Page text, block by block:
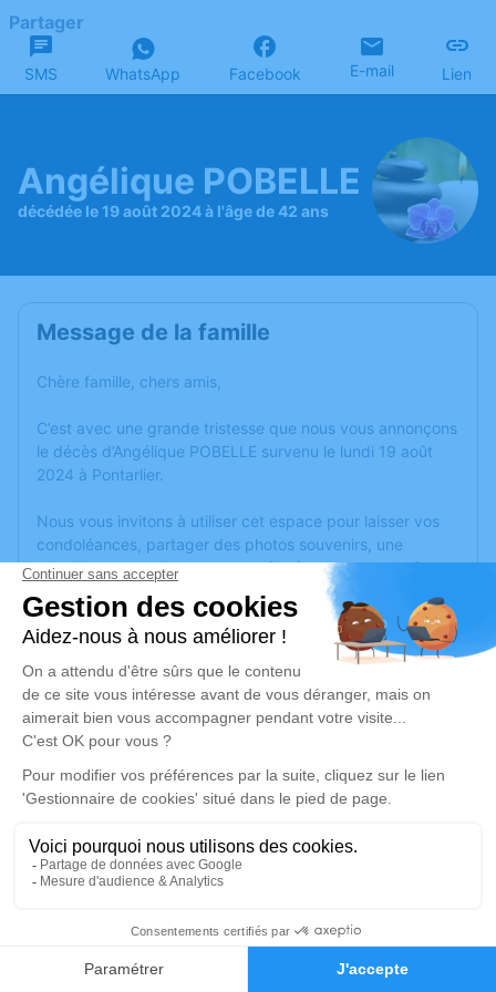
Faire-part Hommages
Partager
SMS WhatsApp Facebook E-mail Lien
Angélique POBELLE
décédée le 19 août 2024 à l'âge de 42 ans
Message de la famille
Chère famille, chers amis,
C’est avec une grande tristesse que nous vous annonçons
le décès d’Angélique POBELLE survenu le lundi 19 août
2024 à Pontarlier.
Nous vous invitons à utiliser cet espace pour laisser vos
condoléances, partager des photos souvenirs, une
anecdote ou exprimer vos pensées à travers des poèmes
ou des textes. Cet endroit est un lieu d'expression dédié à
honorer la mémoire d’Angélique POBELLE.
Un service de plantation d’arbre hommage estdisponible
vendredi 23 août 2024 à 14h30
Chambre Funeraire du Gra de Pontarlier
10 Rue Charles Maire